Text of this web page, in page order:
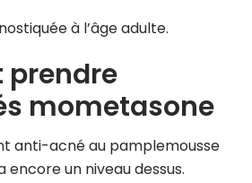
à l’âge adulte.
mometasone
anti-acné au pamplemousse
encore un niveau dessus.